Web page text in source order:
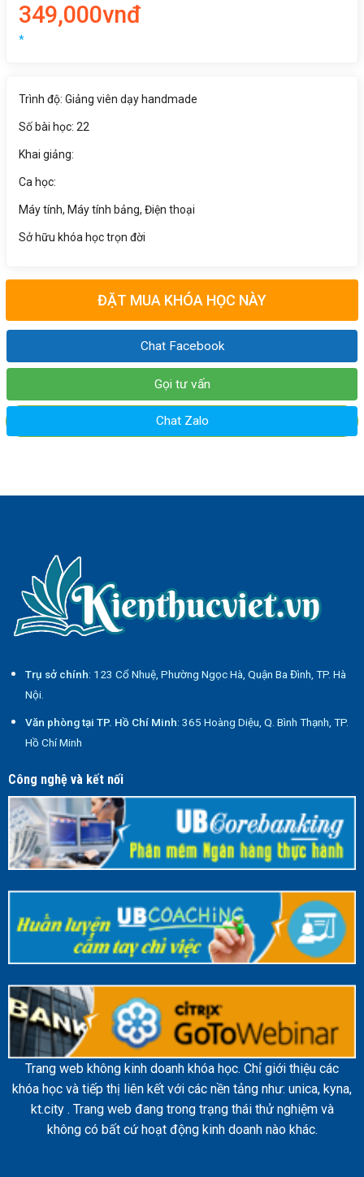
349,000vnđ
*
Trình độ: Giảng viên dạy handmade
Số bài học: 22
Khai giảng:
Ca học:
Máy tính, Máy tính bảng, Điện thoại
Sở hữu khóa học trọn đời
ĐẶT MUA KHÓA HỌC NÀY
Chat Facebook
Gọi tư vấn
Chat Zalo
Trụ sở chính: 123 Cổ Nhuệ, Phường Ngọc Hà, Quận Ba Đình, TP. Hà
Nội.
Văn phòng tại TP. Hồ Chí Minh: 365 Hoàng Diệu, Q. Bình Thạnh, TP.
Hồ Chí Minh
Công nghệ và kết nối
Trang web không kinh doanh khóa học. Chỉ giới thiệu các
khóa học và tiếp thị liên kết với các nền tảng như: unica, kyna,
kt.city . Trang web đang trong trạng thái thử nghiệm và
không có bất cứ hoạt động kinh doanh nào khác.